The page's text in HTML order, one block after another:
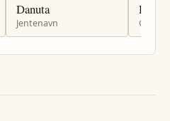
Danuta
Jentenavn